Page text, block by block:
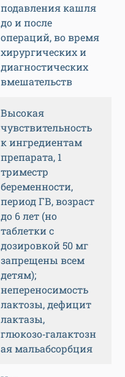
подавления кашля
до и после
операций, во время
хирургических и
диагностических
вмешательств
Высокая
чувствительность
к ингредиентам
препарата, 1
триместр
беременности,
период ГВ, возраст
до 6 лет (но
таблетки с
дозировкой 50 мг
запрещены всем
детям);
непереносимость
лактозы, дефицит
лактазы,
глюкозо‑галактозн
ая мальабсорбция